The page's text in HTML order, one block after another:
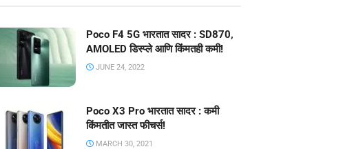
Poco F4 5G भारतात सादर : SD870,
AMOLED डिस्प्ले आणि किंमतही कमी!
JUNE 24, 2022
Poco X3 Pro भारतात सादर : कमी
किंमतीत जास्त फीचर्स!
MARCH 30, 2021